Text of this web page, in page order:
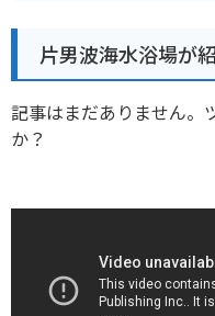
片男波海水浴場が
記事はまだありません。
か？